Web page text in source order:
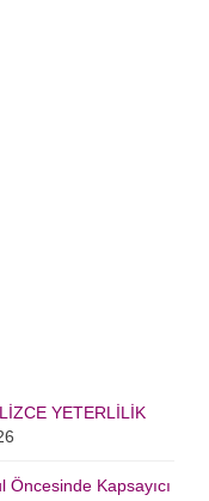
YETERLİLİK
Öncesinde Kapsayıcı